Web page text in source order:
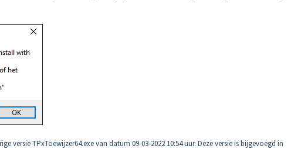
versie TPxToewijzer64.exe van datum 09-03-2022 10:54 uur. Deze versie is bijgevoegd in